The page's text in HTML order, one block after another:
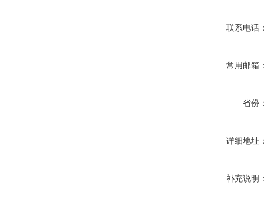
联系电话
常用邮箱
省份
详细地址
补充说明